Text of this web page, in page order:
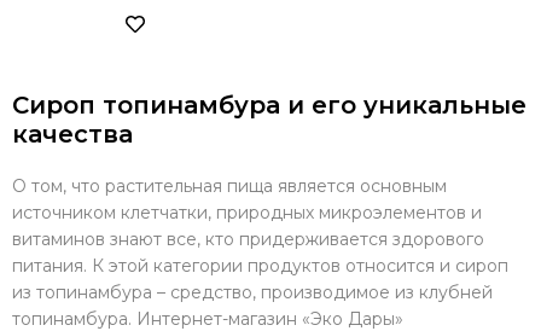
Сироп топинамбура и его уникальные
качества
О том, что растительная пища является основным
источником клетчатки, природных микроэлементов и
витаминов знают все, кто придерживается здорового
питания. К этой категории продуктов относится и сироп
из топинамбура – средство, производимое из клубней
топинамбура. Интернет-магазин «Эко Дары»